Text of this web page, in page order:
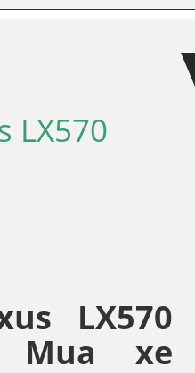
LX570
LX570
Mua xe